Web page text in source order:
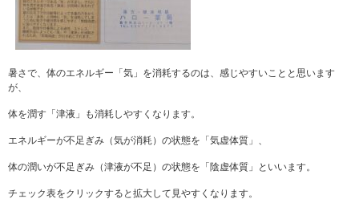
暑さで、体のエネルギー「気」を消耗するのは、感じやすいことと思います
が、
体を潤す「津液」も消耗しやすくなります。
エネルギーが不足ぎみ（気が消耗）の状態を「気虚体質」、
体の潤いが不足ぎみ（津液が不足）の状態を「陰虚体質」といいます。
チェック表をクリックすると拡大して見やすくなります。